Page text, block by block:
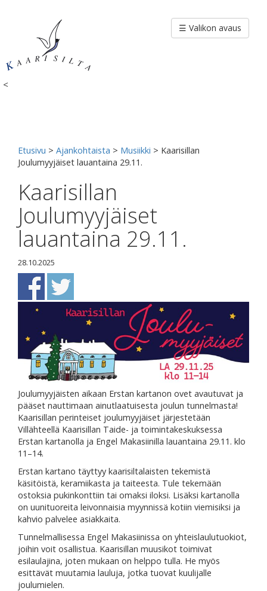
<
☰ Valikon avaus
Etusivu > Ajankohtaista > Musiikki > Kaarisillan
Joulumyyjäiset lauantaina 29.11.
Kaarisillan
Joulumyyjäiset
lauantaina 29.11.
28.10.2025
Joulumyyjäisten aikaan Erstan kartanon ovet avautuvat ja
pääset nauttimaan ainutlaatuisesta joulun tunnelmasta!
Kaarisillan perinteiset joulumyyjäiset järjestetään
Villähteellä Kaarisillan Taide- ja toimintakeskuksessa
Erstan kartanolla ja Engel Makasiinilla lauantaina 29.11. klo
11–14.
Erstan kartano täyttyy kaarisiltalaisten tekemistä
käsitöistä, keramiikasta ja taiteesta. Tule tekemään
ostoksia pukinkonttiin tai omaksi iloksi. Lisäksi kartanolla
on uunituoreita leivonnaisia myynnissä kotiin viemisiksi ja
kahvio palvelee asiakkaita.
Tunnelmallisessa Engel Makasiinissa on yhteislaulutuokiot,
joihin voit osallistua. Kaarisillan muusikot toimivat
esilaulajina, joten mukaan on helppo tulla. He myös
esittävät muutamia lauluja, jotka tuovat kuulijalle
joulumielen.